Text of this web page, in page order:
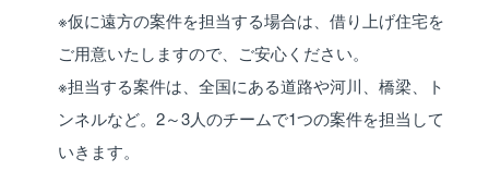
※仮に遠方の案件を担当する場合は、借り上げ住宅を
ご用意いたしますので、ご安心ください。
※担当する案件は、全国にある道路や河川、橋梁、ト
ンネルなど。2～3人のチームで1つの案件を担当して
いきます。